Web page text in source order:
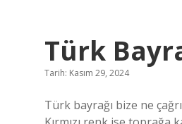
Türk
Tarih: Kasım 29, 2024
Türk bayrağı bize ne